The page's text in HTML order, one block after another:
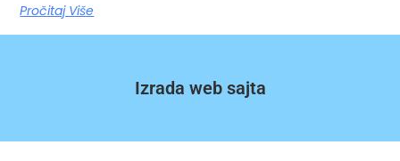
Pročitaj Više
Izrada web sajta